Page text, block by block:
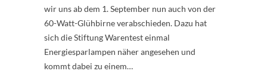
wir uns ab dem 1. September nun auch von der
60-Watt-Glühbirne verabschieden. Dazu hat
sich die Stiftung Warentest einmal
Energiesparlampen näher angesehen und
kommt dabei zu einem…